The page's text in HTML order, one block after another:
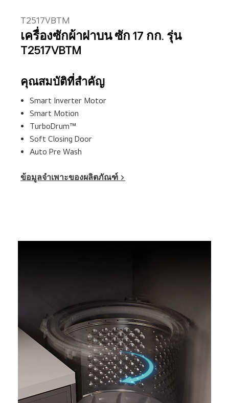
T2517VBTM
เครื่องซักผ้าฝาบน ซัก 17 กก. รุ่น
T2517VBTM
คุณสมบัติที่สำคัญ
Smart Inverter Motor
Smart Motion
TurboDrum™
Soft Closing Door
Auto Pre Wash
ข้อมูลจำเพาะของผลิตภัณฑ์ >